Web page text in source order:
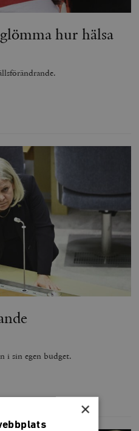
hur hälsa
i sin egen budget.
×